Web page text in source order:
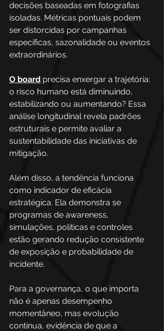
decisões baseadas em fotografias
isoladas. Métricas pontuais podem
ser distorcidas por campanhas
específicas, sazonalidade ou eventos
extraordinários.
O board precisa enxergar a trajetória:
o risco humano está diminuindo,
estabilizando ou aumentando? Essa
análise longitudinal revela padrões
estruturais e permite avaliar a
sustentabilidade das iniciativas de
mitigação.
Além disso, a tendência funciona
como indicador de eficácia
estratégica. Ela demonstra se
programas de awareness,
simulações, políticas e controles
estão gerando redução consistente
de exposição e probabilidade de
incidente.
Para a governança, o que importa
não é apenas desempenho
momentâneo, mas evolução
contínua, evidência de que a